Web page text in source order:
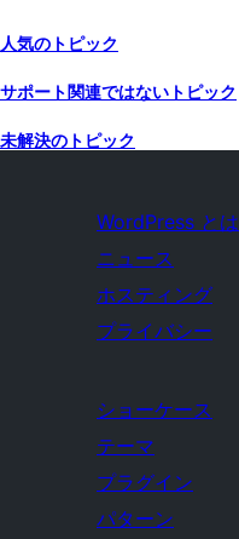
人気のトピック
サポート関連ではないトピック
未解決のトピック
WordPress とは
ニュース
ホスティング
プライバシー
ショーケース
テーマ
プラグイン
パターン